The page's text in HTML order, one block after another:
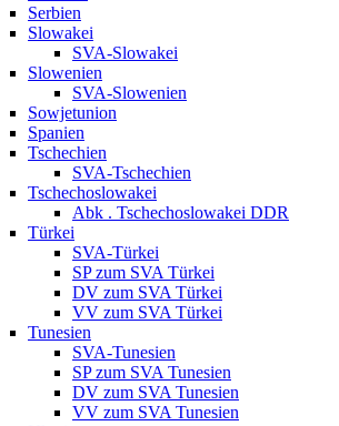
Serbien
Slowakei
SVA-Slowakei
Slowenien
SVA-Slowenien
Sowjetunion
Spanien
Tschechien
SVA-Tschechien
Tschechoslowakei
Abk . Tschechoslowakei DDR
Türkei
SVA-Türkei
SP zum SVA Türkei
DV zum SVA Türkei
VV zum SVA Türkei
Tunesien
SVA-Tunesien
SP zum SVA Tunesien
DV zum SVA Tunesien
VV zum SVA Tunesien